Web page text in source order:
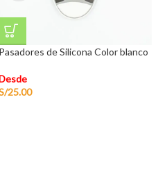
de Silicona Color blanco
25.00